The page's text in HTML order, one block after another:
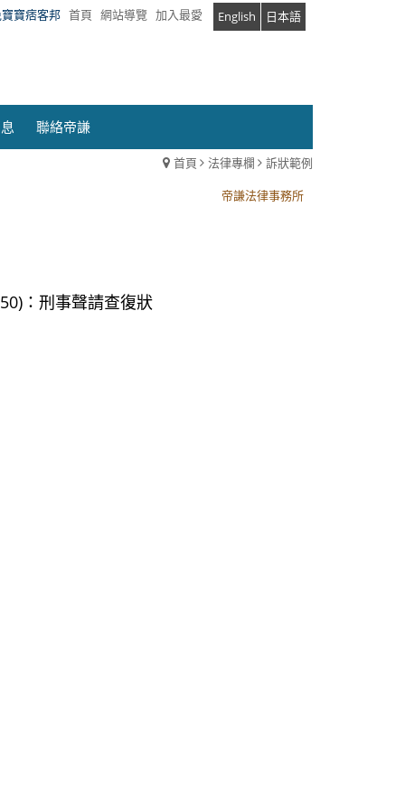
寶痞客邦 首頁 網站導覽 加入最愛 English 日本語
聯絡帝謙
首頁 法律專欄
訴狀範例
帝謙法律事務所
：刑事聲請查復狀